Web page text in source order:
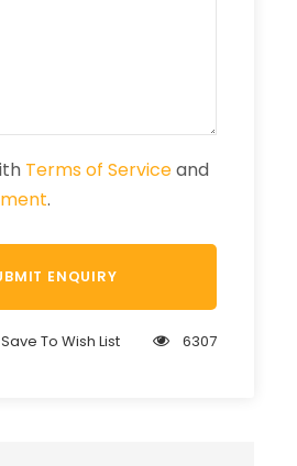
Terms of Serviceand
.
Save To Wish List 6307